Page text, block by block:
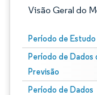
Visão Geral do
Período de Estudo
Período de Dados
Previsão
Período de Dados